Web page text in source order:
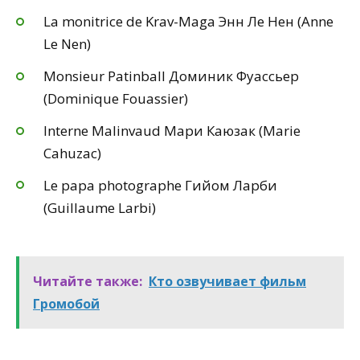
La monitrice de Krav-Maga Энн Ле Нен (Anne
Le Nen)
Monsieur Patinball Доминик Фуассьер
(Dominique Fouassier)
Interne Malinvaud Мари Каюзак (Marie
Cahuzac)
Le papa photographe Гийом Ларби
(Guillaume Larbi)
Читайте также: Кто озвучивает фильм
Громобой